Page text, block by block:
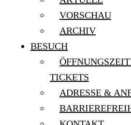
VORSCHAU
ARCHIV
BESUCH
TICKETS
ADRESSE &